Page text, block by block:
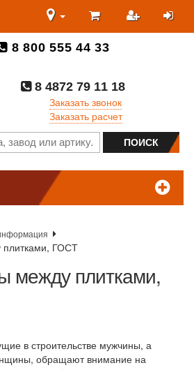
8 800 555 44 33
8 4872 79 11 18
Заказать звонок
Заказать расчет
ГОСТ
между плитками,
в строительстве мужчины, а
обращают внимание на